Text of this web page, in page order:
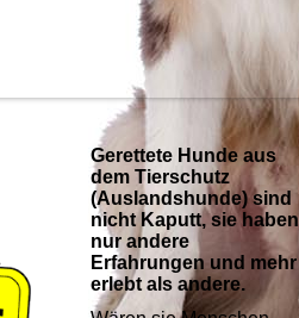
Gerettete Hunde aus
dem Tierschutz
(Auslandshunde) sind
nicht Kaputt, sie haben
nur andere
Erfahrungen und mehr
erlebt als andere.